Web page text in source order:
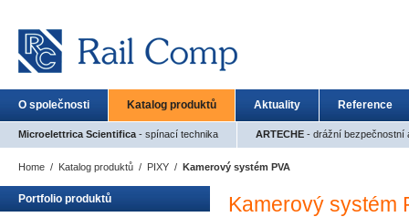
O společnosti Katalog produktů Aktuality Reference
Microelettrica Scientifica - spínací technika ARTECHE - drážní bezpečnostní
Home / Katalog produktů / PIXY / Kamerový systém PVA
Portfolio produktů
Kamerový systém